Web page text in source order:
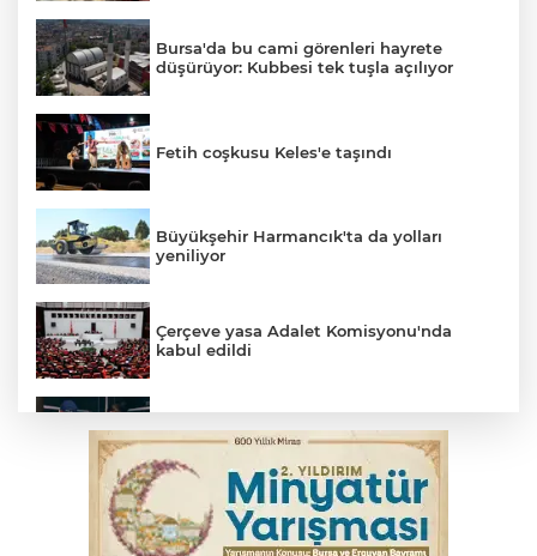
Bursa'da bu cami görenleri hayrete
düşürüyor: Kubbesi tek tuşla açılıyor
Fetih coşkusu Keles'e taşındı
Büyükşehir Harmancık'ta da yolları
yeniliyor
Çerçeve yasa Adalet Komisyonu'nda
kabul edildi
kişi tutuklandı
İnegöl’de yangın paniği! Apartmana
sıçrayan alevler söndürüldü